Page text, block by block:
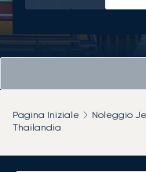
Pagina Iniziale Noleggio
Thailandia